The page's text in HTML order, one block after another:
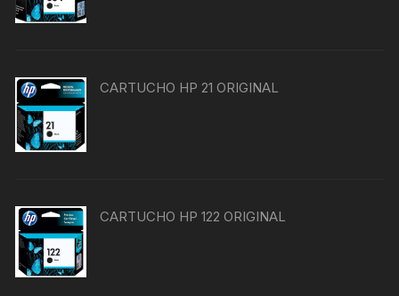
CARTUCHO HP 21 ORIGINAL
CARTUCHO HP 122 ORIGINAL